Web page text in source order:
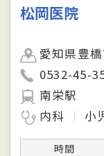
松岡医院
愛知県豊
0532-45-
南栄駅
内科
小
時間